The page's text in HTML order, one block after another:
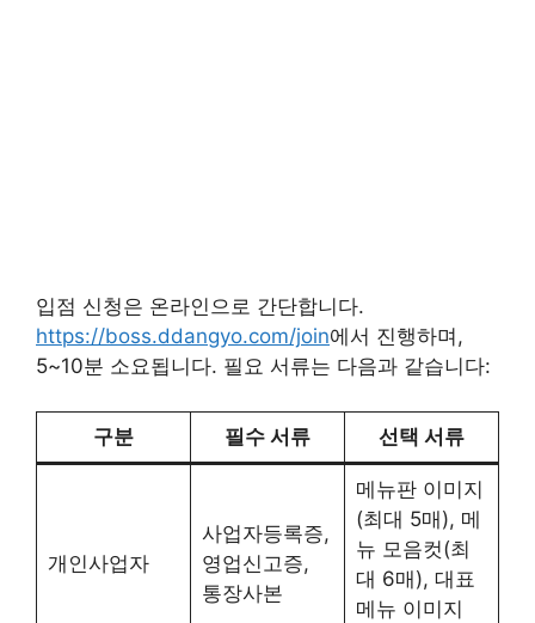
입점 신청은 온라인으로 간단합니다.
https://boss.ddangyo.com/join에서 진행하며,
5~10분 소요됩니다. 필요 서류는 다음과 같습니다:
구분 필수 서류 선택 서류
개인사업자
사업자등록증,
영업신고증,
통장사본
메뉴판 이미지
(최대 5매), 메
뉴 모음컷(최
대 6매), 대표
메뉴 이미지